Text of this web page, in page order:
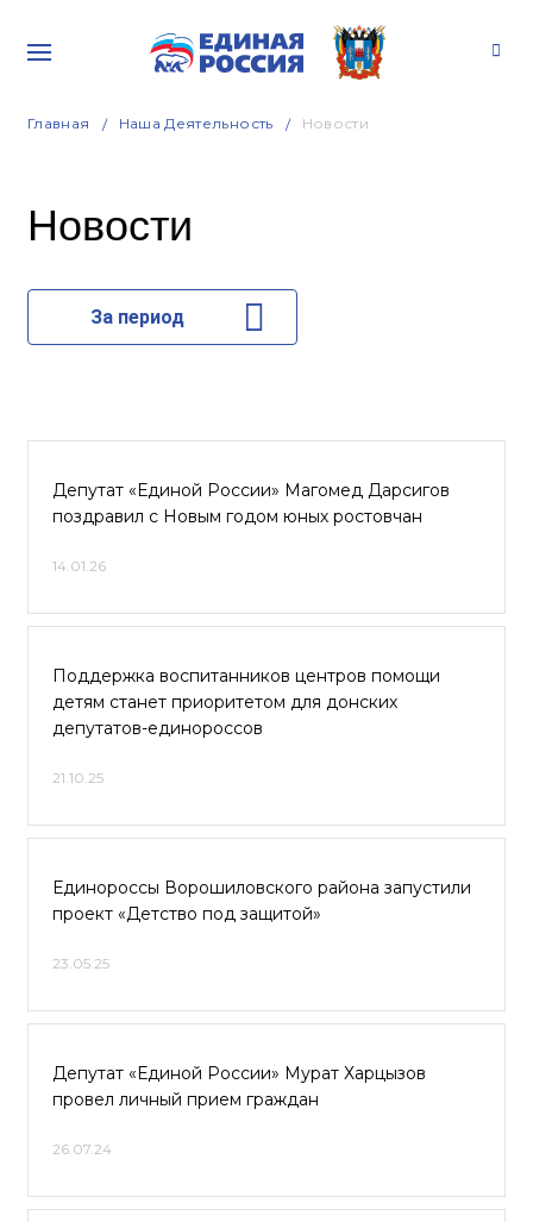
Главная Наша Деятельность Новости
Новости
За период
Депутат «Единой России» Магомед Дарсигов
поздравил с Новым годом юных ростовчан
14.01.26
Поддержка воспитанников центров помощи
детям станет приоритетом для донских
депутатов-единороссов
21.10.25
Единороссы Ворошиловского района запустили
проект «Детство под защитой»
23.05.25
Депутат «Единой России» Мурат Харцызов
провел личный прием граждан
26.07.24